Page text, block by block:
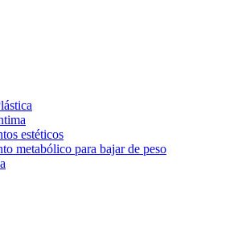
estéticos
metabólico para bajar de peso